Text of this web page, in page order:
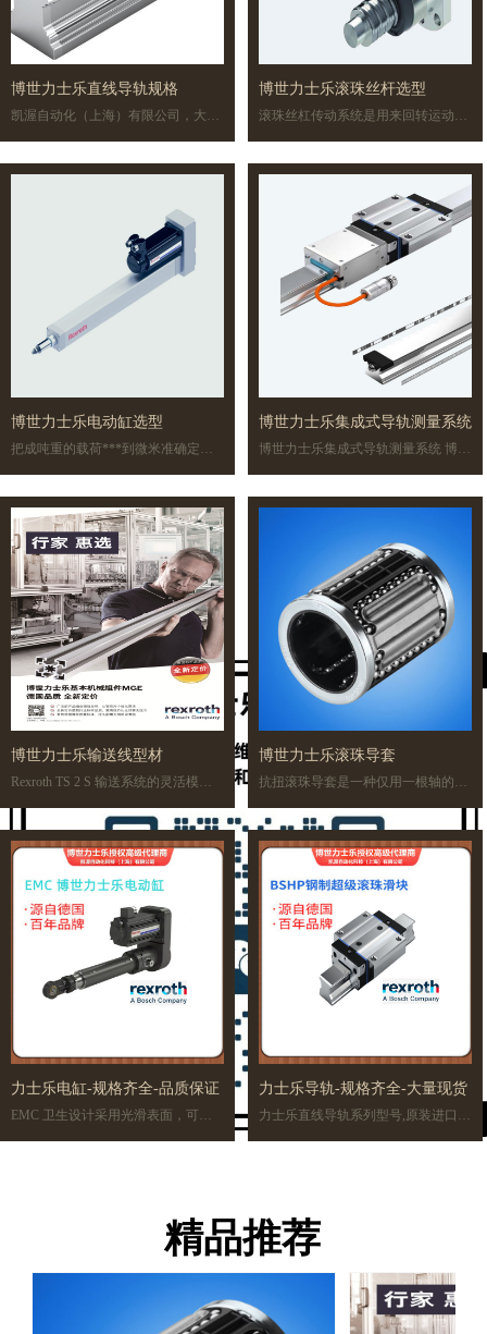
博世力士乐直线导轨规格
凯渥自动化（上海）有限公司，大量
列、R1653系列、R1665系列、R1622
R1662系列、R1631系列、R1632系
列；导轨有：R1675系列、R1673系
列、R1676系列、R1677系列。量大价
优，现货供应。欢迎咨询！
博世力士乐滚珠丝杆选型
滚珠丝杠传动系统是用来回转运动和
计能力，我们开发了满足不同要求的
产品系列。无论是***的直线速度、
***的额定载荷还是***小的结构长
度，在 Rexroth 的产品系列中都可找
到***的解决方案
博世力士乐电动缸选型
把成吨重的载荷***到微米准确定
线：力士乐新的重载型电动缸 EMC-
HD 不仅拥有极高的工作力，而且同
时还具有先进的控制技术的优点。 由
于这种单元具有极高的刚度
博世力士乐集成式导轨测量系统
博世力士乐集成式导轨测量系统 博世
成式导轨测量系统 博世力士乐集成式
测量系统 博世力士乐集成式导轨测量
系统 博世力士乐集成式导轨测量系统
博世力士乐集成式导轨测量系统 博世
力士乐集成式导轨测量系统 博世力士
乐集成式导轨测量系统 1 / 5 博世力士
乐集成式导轨测量系统
博世力士乐输送线型材
Rexroth TS 2 S 输送系统的灵活模块
互兼容的结构模块和功能模块，可实
现手动和自动工位不同的布局。对于
***定位精度或特别重工件的解决方
案，可以简单地用标准组件得以实
现。面向未来的 TS 2 S 输送系统即使
在苛刻的条件下也可以使用。
博世力士乐滚珠导套
抗扭滚珠导套是一种仅用一根轴的完
滚道传递。根据所传递扭矩的大小，
配用这些抗扭导套的轴可以带一或多
条滚道槽。精密钢轴拥有不同的公差
等级，可以是实心轴，也可以是空心
轴，材料为调质钢、耐腐蚀钢或镀硬
铬钢。力士乐按照您希望的长度对轴
截断，两端都倒角，或者按照您的图
纸或描述进行加工。
力士乐电缸-规格齐全-品质保证
EMC 卫生设计采用光滑表面，可以
力士乐导轨-规格齐全-大量现货
力士乐直线导轨系列型号,原装进口销
结构紧凑的组装单元有八种市场上常
见的规格,在所有四个主要承载方向上
具有最高的额定载荷。其导轨和滑块
在滚道区均采用独有精密加工，可以
在同意精度等级内任意组合。甚至可
以与滚柱导轨导向系统进行全面互
精品推荐